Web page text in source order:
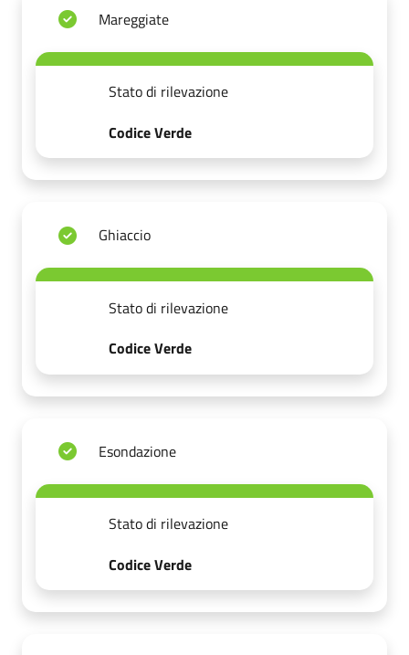
Mareggiate
Stato di rilevazione
Codice Verde
Ghiaccio
Stato di rilevazione
Codice Verde
Esondazione
Stato di rilevazione
Codice Verde